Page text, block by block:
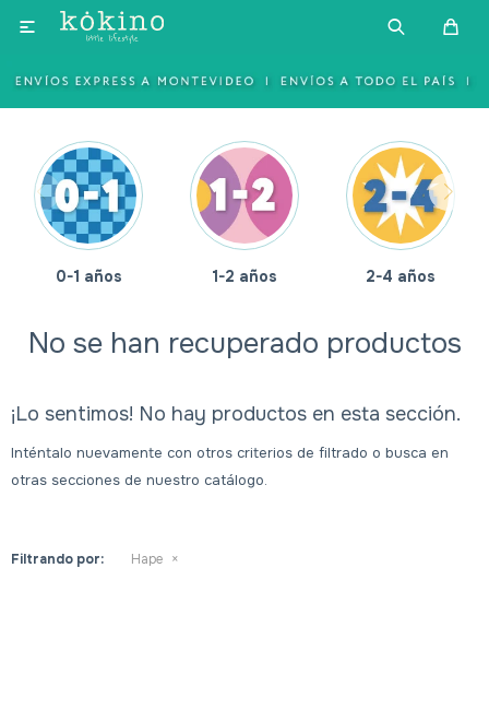

0-1 años 1-2 años 2-4 años
No se han recuperado productos
¡Lo sentimos! No hay productos en esta sección.
Inténtalo nuevamente con otros criterios de filtrado o busca en
otras secciones de nuestro catálogo.
Filtrando por: Hape